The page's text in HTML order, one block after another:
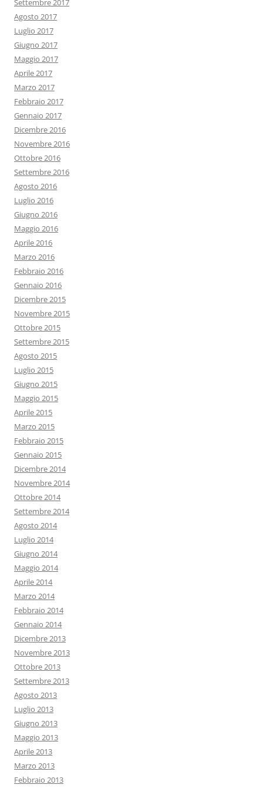
Settembre 2017
Agosto 2017
Luglio 2017
Giugno 2017
Maggio 2017
Aprile 2017
Marzo 2017
Febbraio 2017
Gennaio 2017
Dicembre 2016
Novembre 2016
Ottobre 2016
Settembre 2016
Agosto 2016
Luglio 2016
Giugno 2016
Maggio 2016
Aprile 2016
Marzo 2016
Febbraio 2016
Gennaio 2016
Dicembre 2015
Novembre 2015
Ottobre 2015
Settembre 2015
Agosto 2015
Luglio 2015
Giugno 2015
Maggio 2015
Aprile 2015
Marzo 2015
Febbraio 2015
Gennaio 2015
Dicembre 2014
Novembre 2014
Ottobre 2014
Settembre 2014
Agosto 2014
Luglio 2014
Giugno 2014
Maggio 2014
Aprile 2014
Marzo 2014
Febbraio 2014
Gennaio 2014
Dicembre 2013
Novembre 2013
Ottobre 2013
Settembre 2013
Agosto 2013
Luglio 2013
Giugno 2013
Maggio 2013
Aprile 2013
Marzo 2013
Febbraio 2013